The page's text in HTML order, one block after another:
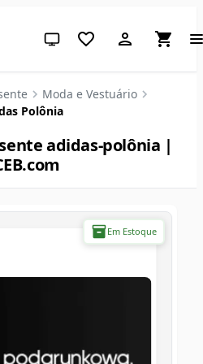
Tema do sistema (clique para
Moda e Vestuário
Polônia
adidas-polônia |
Em Estoque